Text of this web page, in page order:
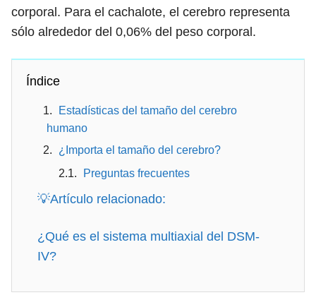
corporal. Para el cachalote, el cerebro representa
sólo alrededor del 0,06% del peso corporal.
Índice
Estadísticas del tamaño del cerebro
humano
¿Importa el tamaño del cerebro?
Preguntas frecuentes
💡Artículo relacionado:
¿Qué es el sistema multiaxial del DSM-
IV?